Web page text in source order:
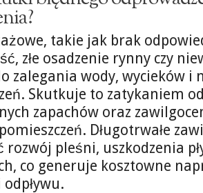
takie jak brak
złe osadzenie rynny czy
zalegania wody, wycieków i
Skutkuje to zatykaniem
zapachów oraz
Długotrwałe
rozwój pleśni, uszkodzenia
co generuje kosztowne